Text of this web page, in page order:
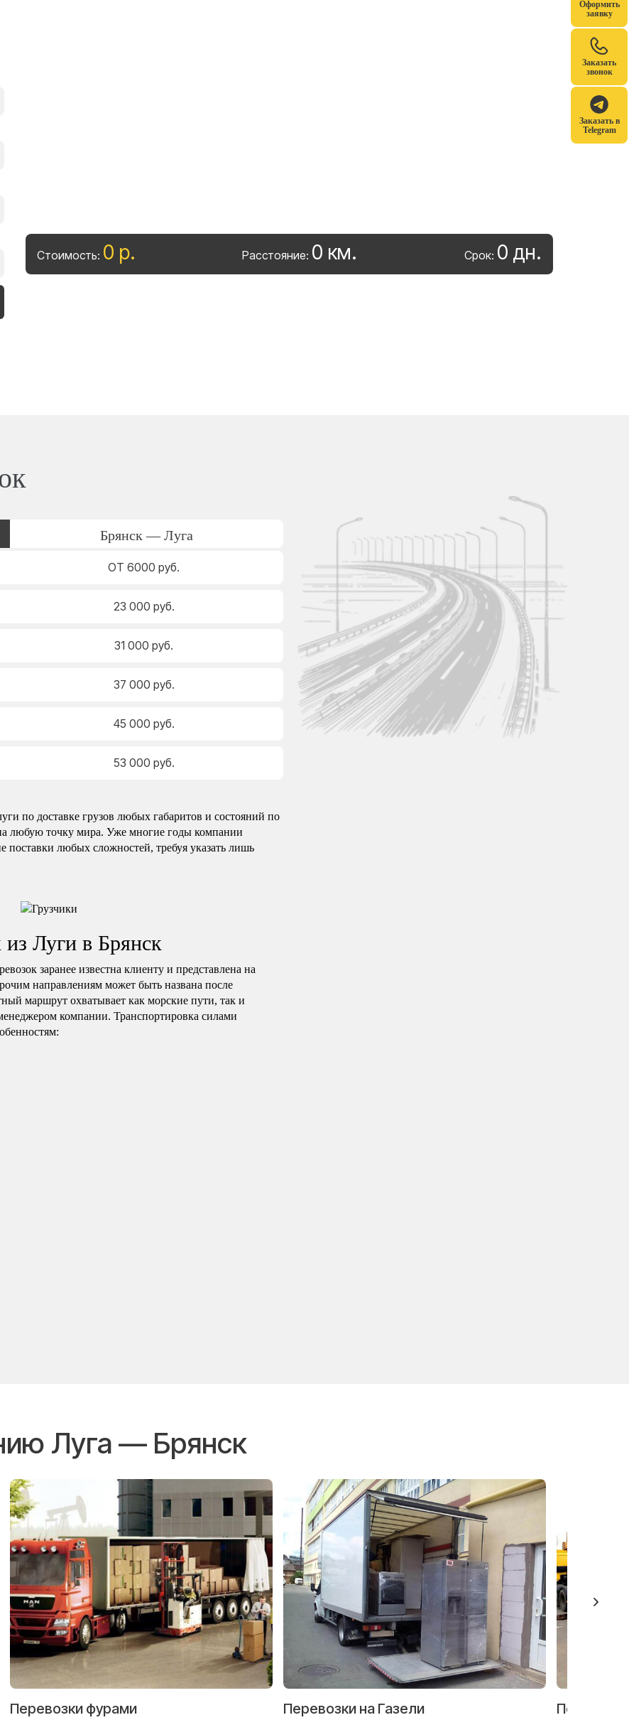
Оформить
заявку
Заказать
звонок
Заказать в
Telegram
Стоимость: 0 р. Расстояние: 0 км. Срок: 0 дн.
Брянск — Луга
ОТ 6000 руб.
23 000 руб.
31 000 руб.
37 000 руб.
45 000 руб.
53 000 руб.
по доставке грузов любых габаритов и состояний по
любую точку мира. Уже многие годы компании
поставки любых сложностей, требуя указать лишь
из Луги в Брянск
заранее известна клиенту и представлена на
направлениям может быть названа после
маршрут охватывает как морские пути, так и
компании. Транспортировка силами
Луга — Брянск
Перевозки фурами Перевозки на Газели